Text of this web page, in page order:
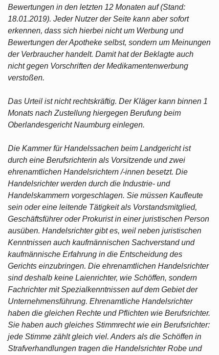
Bewertungen in den letzten 12 Monaten auf (Stand:
18.01.2019). Jeder Nutzer der Seite kann aber sofort
erkennen, dass sich hierbei nicht um Werbung und
Bewertungen der Apotheke selbst, sondern um Meinungen
der Verbraucher handelt. Damit hat der Beklagte auch
nicht gegen Vorschriften der Medikamentenwerbung
verstoßen.
Das Urteil ist nicht rechtskräftig. Der Kläger kann binnen 1
Monats nach Zustellung hiergegen Berufung beim
Oberlandesgericht Naumburg einlegen.
Die Kammer für Handelssachen beim Landgericht ist
durch eine Berufsrichterin als Vorsitzende und zwei
ehrenamtlichen Handelsrichtern /-innen besetzt. Die
Handelsrichter werden durch die Industrie- und
Handelskammern vorgeschlagen. Sie müssen Kaufleute
sein oder eine leitende Tätigkeit als Vorstandsmitglied,
Geschäftsführer oder Prokurist in einer juristischen Person
ausüben. Handelsrichter gibt es, weil neben juristischen
Kenntnissen auch kaufmännischen Sachverstand und
kaufmännische Erfahrung in die Entscheidung des
Gerichts einzubringen. Die ehrenamtlichen Handelsrichter
sind deshalb keine Laienrichter, wie Schöffen, sondern
Fachrichter mit Spezialkenntnissen auf dem Gebiet der
Unternehmensführung. Ehrenamtliche Handelsrichter
haben die gleichen Rechte und Pflichten wie Berufsrichter.
Sie haben auch gleiches Stimmrecht wie ein Berufsrichter:
jede Stimme zählt gleich viel. Anders als die Schöffen in
Strafverhandlungen tragen die Handelsrichter Robe und